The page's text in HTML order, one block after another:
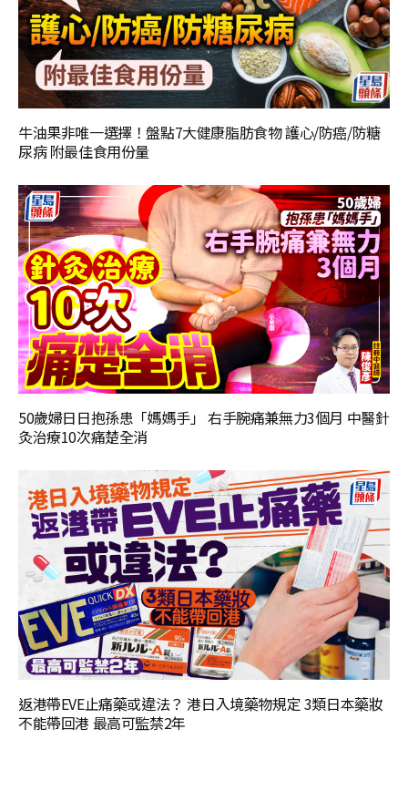
牛油果非唯一選擇！盤點7大健康脂肪食物 護心/防癌/防糖
尿病 附最佳食用份量
50歲婦日日抱孫患「媽媽手」 右手腕痛兼無力3個月 中醫針
灸治療10次痛楚全消
返港帶EVE止痛藥或違法？ 港日入境藥物規定 3類日本藥妝
不能帶回港 最高可監禁2年